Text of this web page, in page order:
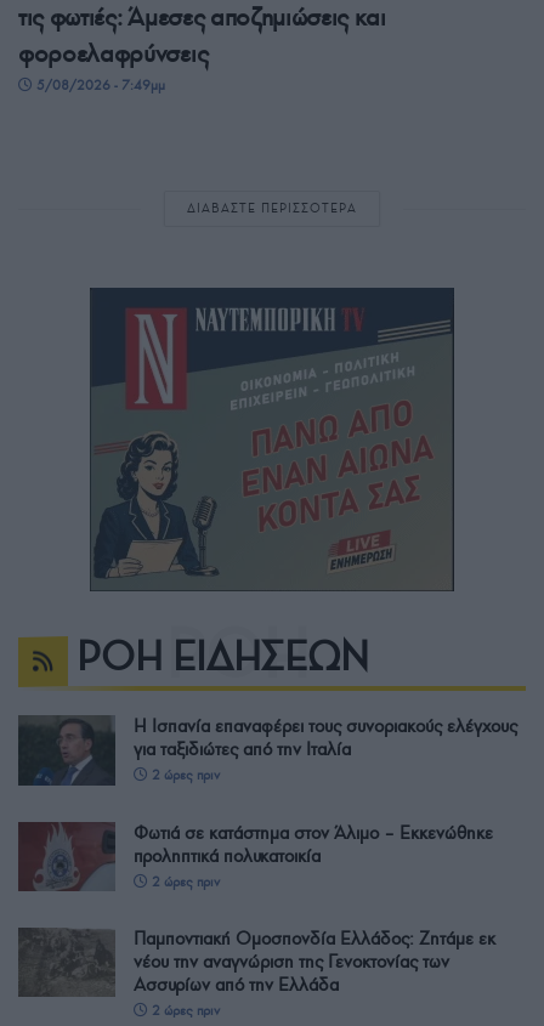
τις φωτιές: Άμεσες αποζημιώσεις και
φοροελαφρύνσεις
5/08/2026 - 7:49μμ
ΔΙΑΒΑΣΤΕ ΠΕΡΙΣΣΟΤΕΡΑ
ΡΟΗ ΕΙΔΗΣΕΩΝ
Η Ισπανία επαναφέρει τους συνοριακούς ελέγχους
για ταξιδιώτες από την Ιταλία
2 ώρες πριν
Φωτιά σε κατάστημα στον Άλιμο – Εκκενώθηκε
προληπτικά πολυκατοικία
2 ώρες πριν
Παμποντιακή Ομοσπονδία Ελλάδος: Ζητάμε εκ
νέου την αναγνώριση της Γενοκτονίας των
Ασσυρίων από την Ελλάδα
2 ώρες πριν